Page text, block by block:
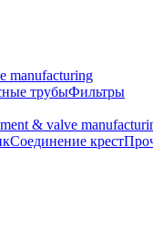
manufacturing
трубыФильтры
& valve
Соединение крест